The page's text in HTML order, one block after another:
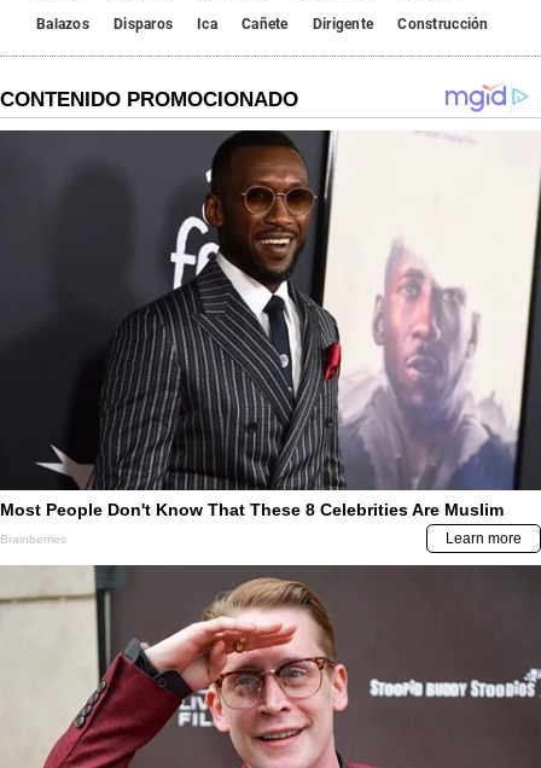
Balazos
Disparos Ica Cañete Dirigente Construcción